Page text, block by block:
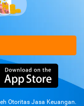
Otoritas Jasa Keuangan.